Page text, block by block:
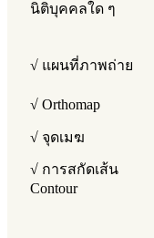
นิติบุคคลใด ๆ
√ แผนที่ภาพถ่าย
√ Orthomap
√ จุดเมฆ
√ การสกัดเส้น
Contour